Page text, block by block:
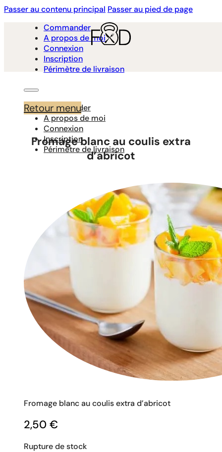
Passer au contenu principal Passer au pied de page
Commander
A propos de moi
Connexion
Inscription
Périmètre de livraison
Commander
A propos de moi
Connexion
Inscription
Périmètre de livraison
Retour menu
Fromage blanc au coulis extra
d’abricot
Fromage blanc au coulis extra d’abricot
2,50 €
Rupture de stock